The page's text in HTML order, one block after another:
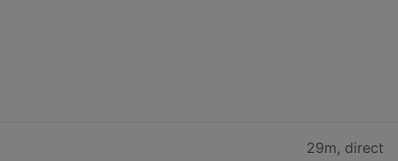
29m, direct